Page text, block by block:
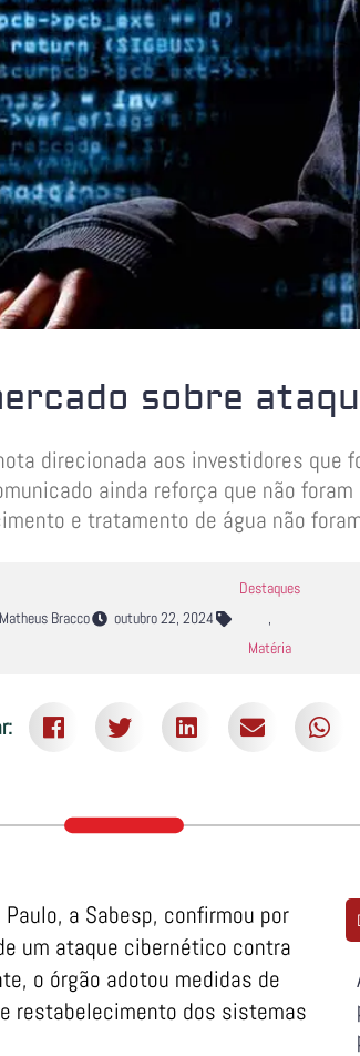
sobre
direcionada aos investidores que
ainda reforça que não
e tratamento de água não
Bracco outubro 22, 2024
Destaques
,
Matéria
a Sabesp, confirmou por
um ataque cibernético contra
o órgão adotou medidas de
restabelecimento dos sistemas